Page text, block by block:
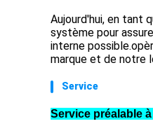
Aujourd'hui, en tant
système pour
interne
marque et de notre
Service
Service préalable